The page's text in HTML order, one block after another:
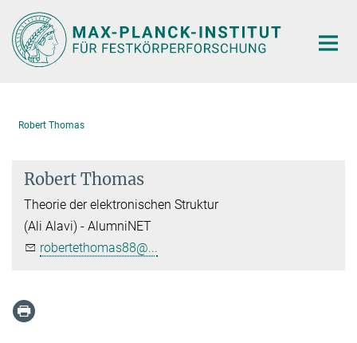
Hauptinhalt
Robert Thomas
Robert Thomas
Theorie der elektronischen Struktur
(Ali Alavi) - AlumniNET
robertethomas88@...